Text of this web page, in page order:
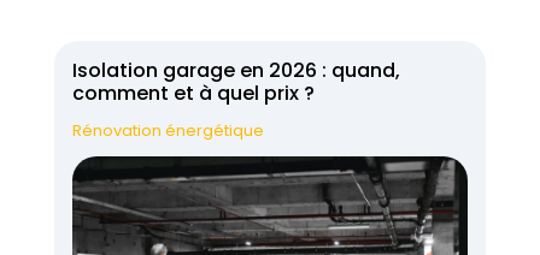
Isolation garage en 2026 : quand,
comment et à quel prix ?
Rénovation énergétique